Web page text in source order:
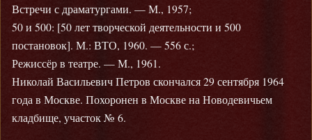
Встречи с драматургами. — М., 1957;
50 и 500: [50 лет творческой деятельности и 500
постановок]. М.: ВТО, 1960. — 556 с.;
Режиссёр в театре. — М., 1961.
Николай Васильевич Петров скончался 29 сентября 1964
года в Москве. Похоронен в Москве на Новодевичьем
кладбище, участок № 6.